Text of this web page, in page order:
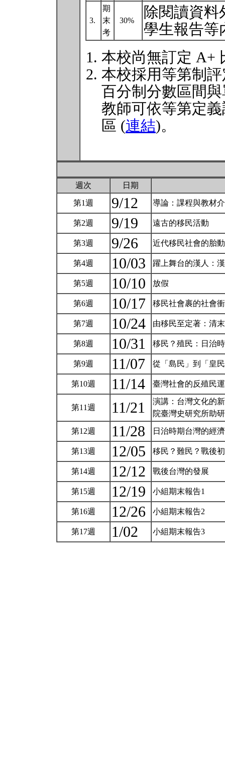
3.
期
末
考
30%
除閱讀資料
學生報告
本校尚無訂定 A+
本校採用等第制
百分制分數區間
教師可依等第定
區 (連結)。
週次 日期
第1週 9/12 導論：課程與教材
第2週 9/19 遠古的移民活動
第3週 9/26 近代移民社會的胎
第4週 10/03 躍上舞台的漢人：
第5週 10/10 放假
第6週 10/17 移民社會裹的社會
第7週 10/24 由移民至定著：清
第8週 10/31 移民？殖民：日治
第9週 11/07 從「島民」到「皇
第10週 11/14 臺灣社會的反殖民
第11週 11/21
演講：台灣文化的
院臺灣史研究所助
第12週 11/28 日治時期台灣的經
第13週 12/05 移民？難民？戰後
第14週 12/12 戰後台灣的發展
第15週 12/19 小組期末報告1
第16週 12/26 小組期末報告2
第17週 1/02 小組期末報告3